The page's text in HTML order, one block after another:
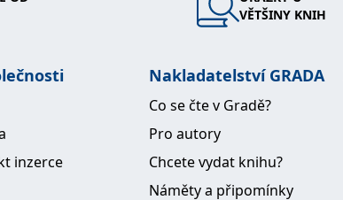
VĚTŠINY KNIH
inzerce
Nakladatelství GRADA
Co se čte v Gradě?
Pro autory
Chcete vydat knihu?
Náměty a připomínky